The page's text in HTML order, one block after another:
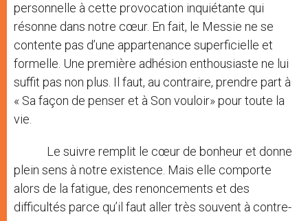
personnelle à cette provocation inquiétante qui
résonne dans notre cœur. En fait, le Messie ne se
contente pas d’une appartenance superficielle et
formelle. Une première adhésion enthousiaste ne lui
suffit pas non plus. Il faut, au contraire, prendre part à
« Sa façon de penser et à Son vouloir» pour toute la
vie.
Le suivre remplit le cœur de bonheur et donne
plein sens à notre existence. Mais elle comporte
alors de la fatigue, des renoncements et des
difficultés parce qu’il faut aller très souvent à contre-